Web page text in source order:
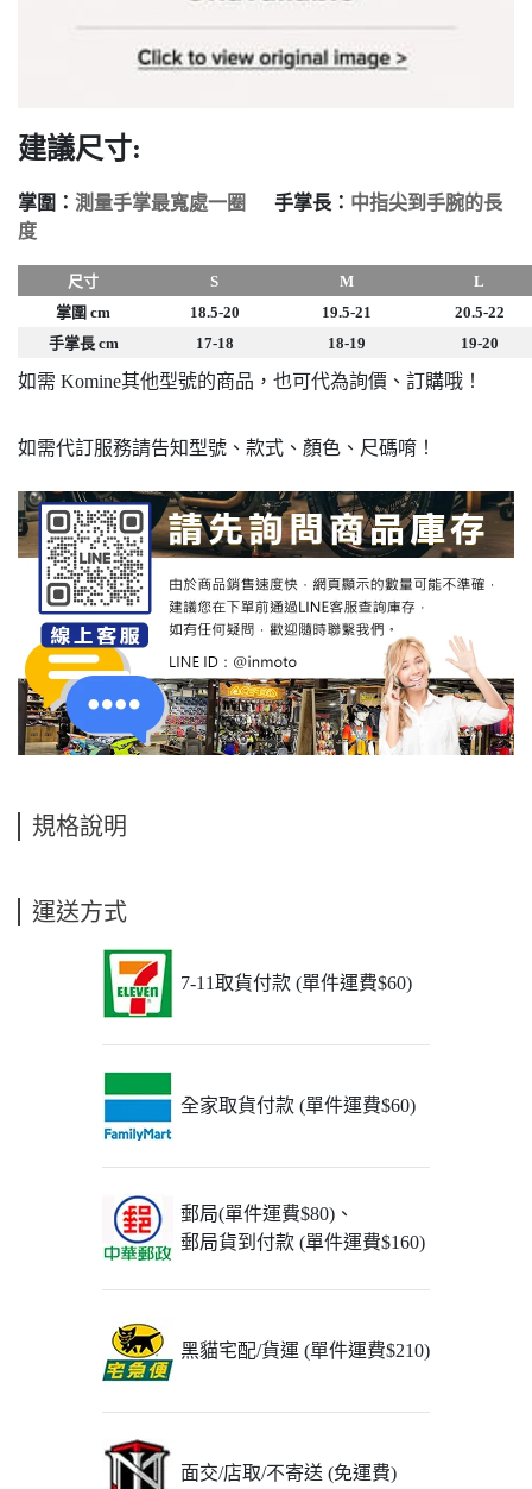
建議尺寸:
掌圍： 測量手掌最寬處一圈 手掌長： 中指尖到手腕的長
度
尺寸 S M
L
掌圍 cm
18.5-20 19.5-21
20.5-22
手掌長 cm
17-18 18-19 19-20
如需 Komine其他型號的商品，也可代為詢價、訂購哦！
如需代訂服務請告知型號、款式、顏色、尺碼唷！
規格說明
運送方式
7-11取貨付款 (單件運費$60)
全家取貨付款 (單件運費$60)
郵局(單件運費$80)、
郵局貨到付款 (單件運費$160)
黑貓宅配/貨運 (單件運費$210)
面交/店取/不寄送 (免運費)